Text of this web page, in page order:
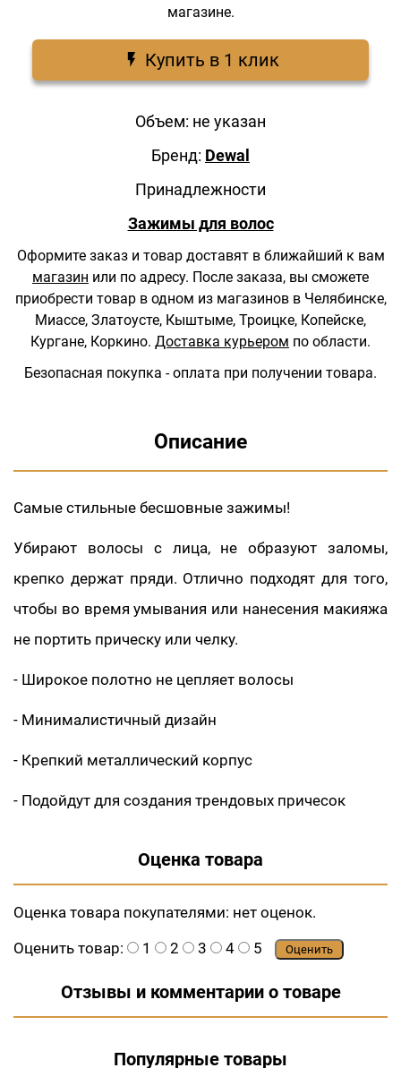
магазине.
Купить в 1 клик
Объем: не указан
Бренд: Dewal
Принадлежности
Зажимы для волос
Оформите заказ и товар доставят в ближайший к вам
магазин или по адресу. После заказа, вы сможете
приобрести товар в одном из магазинов в Челябинске,
Миассе, Златоусте, Кыштыме, Троицке, Копейске,
Кургане, Коркино. Доставка курьером по области.
Безопасная покупка - оплата при получении товара.
Описание
Cамые стильные бесшовные зажимы!
Убирают волосы с лица, не образуют заломы,
крепко держат пряди. Отлично подходят для того,
чтобы во время умывания или нанесения макияжа
не портить прическу или челку.
- Широкое полотно не цепляет волосы
- Минималистичный дизайн
- Крепкий металлический корпус
- Подойдут для создания трендовых причесок
Оценка товара
Оценка товара покупателями: нет оценок.
Оценить товар:
1 2 3 4 5 Оценить
Отзывы и комментарии о товаре
Популярные товары